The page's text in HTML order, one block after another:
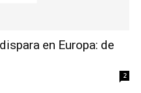
en Europa: de
2